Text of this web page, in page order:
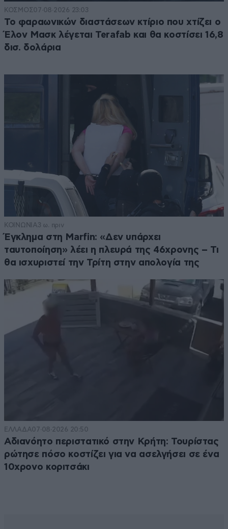
ΚΟΣΜΟΣ07·08·2026 23:03
Το φαραωνικών διαστάσεων κτίριο που χτίζει ο
Έλον Μασκ λέγεται Terafab και θα κοστίσει 16,8
δισ. δολάρια
ΚΟΙΝΩΝΙΑ3 ω. πριν
Έγκλημα στη Marfin: «Δεν υπάρχει
ταυτοποίηση» λέει η πλευρά της 46χρονης – Τι
θα ισχυριστεί την Τρίτη στην απολογία της
ΕΛΛΑΔΑ07·08·2026 20:50
Αδιανόητο περιστατικό στην Κρήτη: Τουρίστας
ρώτησε πόσο κοστίζει για να ασελγήσει σε ένα
10χρονο κοριτσάκι